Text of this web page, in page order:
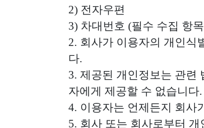
2) 전자우편
3) 차대번호 (필수 수집 항
2. 회사가 이용자의 개인식
다.
3. 제공된 개인정보는 관련
자에게 제공할 수 없습니다.
4. 이용자는 언제든지 회사
5. 회사 또는 회사로부터